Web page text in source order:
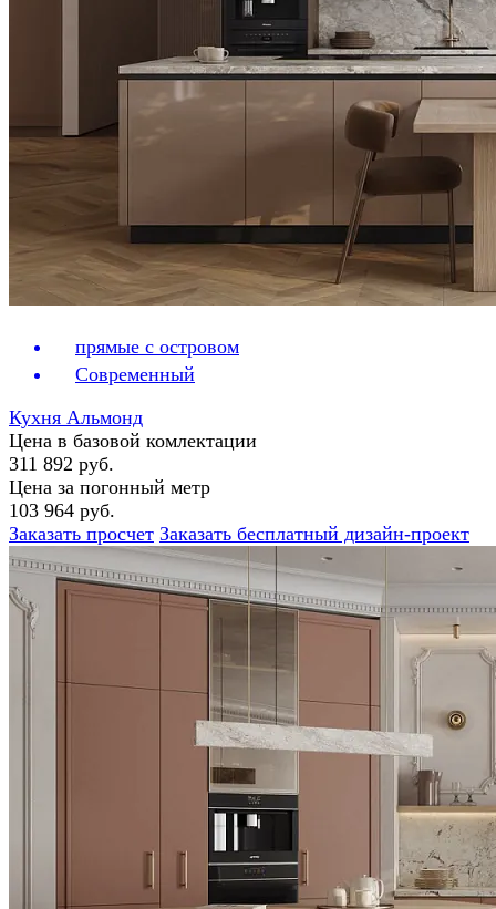
прямые с островом
Современный
Кухня Альмонд
Цена в базовой комлектации
311 892 руб.
Цена за погонный метр
103 964 руб.
Заказать просчет Заказать бесплатный дизайн-проект